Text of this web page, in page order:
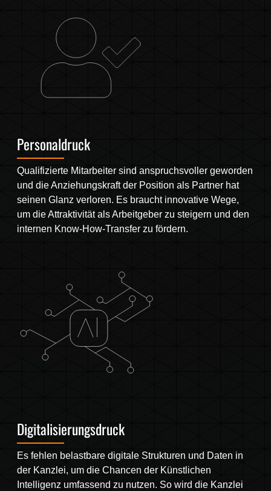
Personaldruck
Qualifizierte Mitarbeiter sind anspruchsvoller geworden
und die Anziehungskraft der Position als Partner hat
seinen Glanz verloren. Es braucht innovative Wege,
um die Attraktivität als Arbeitgeber zu steigern und den
internen Know-How-Transfer zu fördern.
Digitalisierungsdruck
Es fehlen belastbare digitale Strukturen und Daten in
der Kanzlei, um die Chancen der Künstlichen
Intelligenz umfassend zu nutzen. So wird die Kanzlei